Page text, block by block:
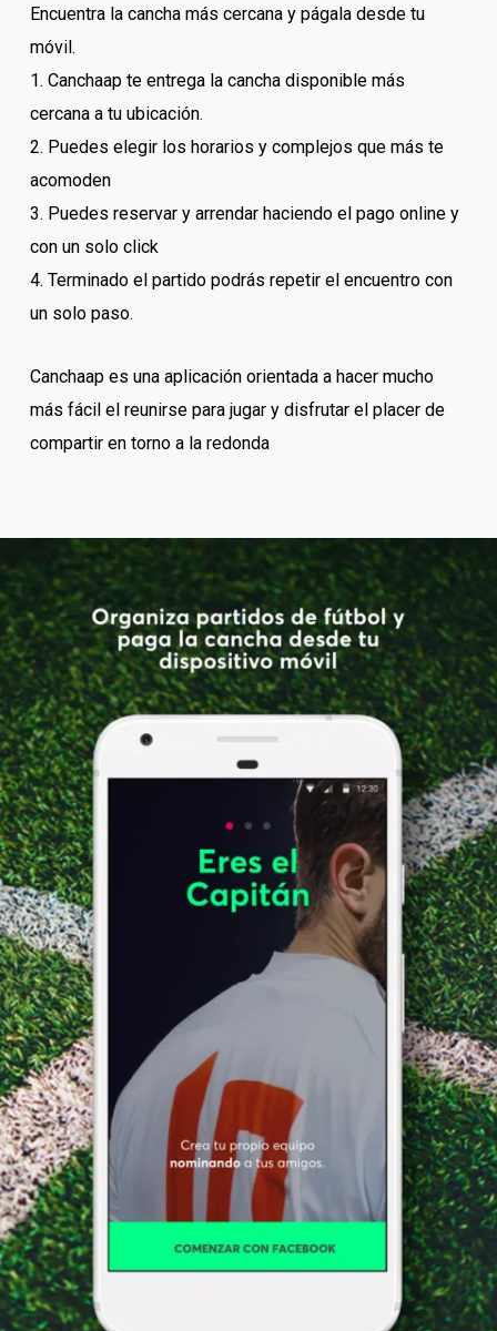
Encuentra la cancha más cercana y págala desde tu
móvil.
1. Canchaap te entrega la cancha disponible más
cercana a tu ubicación.
2. Puedes elegir los horarios y complejos que más te
acomoden
3. Puedes reservar y arrendar haciendo el pago online y
con un solo click
4. Terminado el partido podrás repetir el encuentro con
un solo paso.
Canchaap es una aplicación orientada a hacer mucho
más fácil el reunirse para jugar y disfrutar el placer de
compartir en torno a la redonda